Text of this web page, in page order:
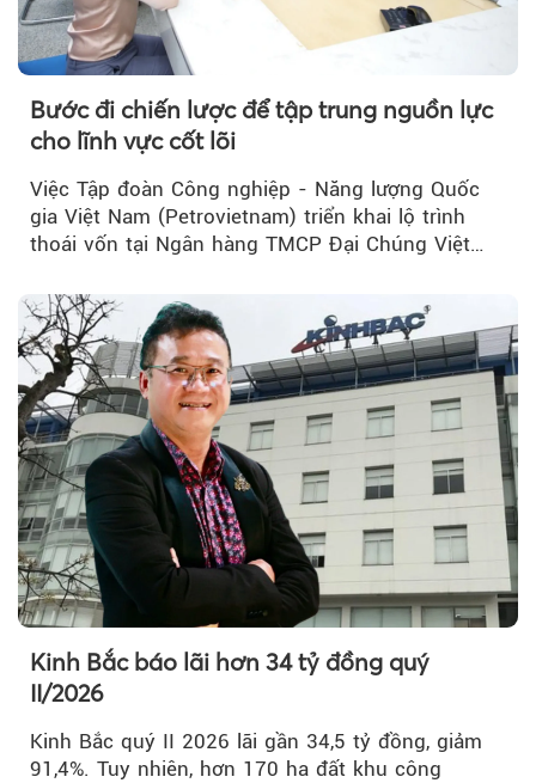
Bước đi chiến lược để tập trung nguồn lực
cho lĩnh vực cốt lõi
Việc Tập đoàn Công nghiệp - Năng lượng Quốc
gia Việt Nam (Petrovietnam) triển khai lộ trình
thoái vốn tại Ngân hàng TMCP Đại Chúng Việt
Kinh Bắc báo lãi hơn 34 tỷ đồng quý
II/2026
Kinh Bắc quý II 2026 lãi gần 34,5 tỷ đồng, giảm
91,4%. Tuy nhiên, hơn 170 ha đất khu công